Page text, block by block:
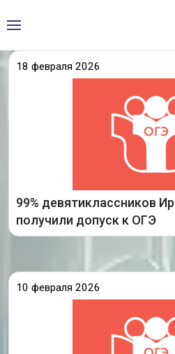
18 февраля 2026
99% девятиклассников
получили допуск к ОГЭ
11 февраля 2026 года
По данным
информации и
10 февраля 2026
11 февраля выпускники 9-
обязательное
допуском к